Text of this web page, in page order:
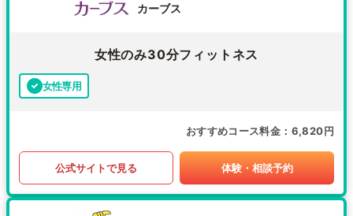
カーブス
女性のみ30分フィットネス
女性専用
おすすめコース料金 6,820円
公式サイトで見る 体験・相談予約